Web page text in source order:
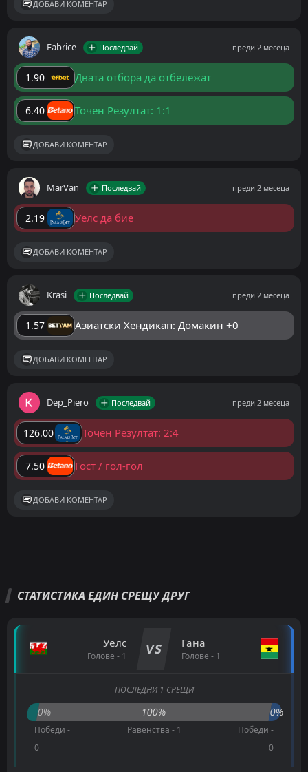
ДОБАВИ КОМЕНТАР
Fabrice Последвай преди 2 месеца
1.90 Двата отбора да отбележат
6.40 Точен Резултат: 1:1
ДОБАВИ КОМЕНТАР
MarVan Последвай преди 2 месеца
2.19 Уелс да бие
ДОБАВИ КОМЕНТАР
Krasi Последвай преди 2 месеца
1.57 Азиатски Хендикап: Домакин +0
ДОБАВИ КОМЕНТАР
Dep_Piero Последвай преди 2 месеца
126.00 Точен Резултат: 2:4
7.50 Гост / гол-гол
ДОБАВИ КОМЕНТАР
СТАТИСТИКА ЕДИН СРЕЩУ ДРУГ
Уелс
Голове - 1 VS Гана
Голове - 1
ПОСЛЕДНИ 1 СРЕЩИ
0% 100% 0%
Победи -
0
Равенства - 1
Победи -
0